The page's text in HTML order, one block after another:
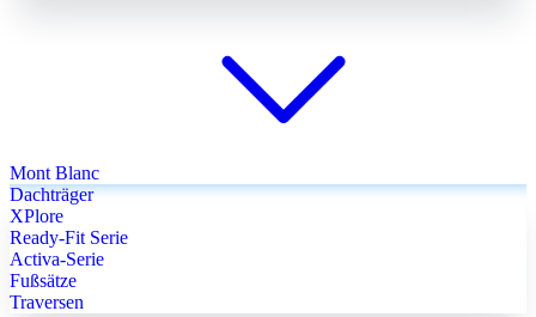
Mont Blanc
Dachträger
XPlore
Ready-Fit Serie
Activa-Serie
Fußsätze
Traversen